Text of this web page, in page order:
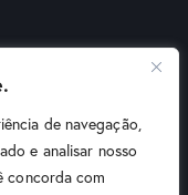
de navegação,
e analisar nosso
concorda com